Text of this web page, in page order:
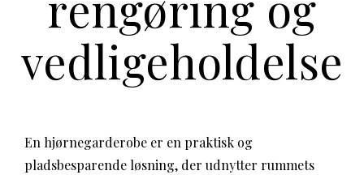
vedligeholdelse
En hjørnegarderobe er en praktisk og
pladsbesparende løsning, der udnytter rummets